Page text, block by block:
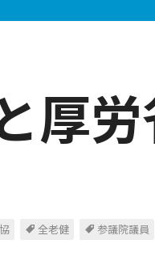
厚
全老健 参議院議員